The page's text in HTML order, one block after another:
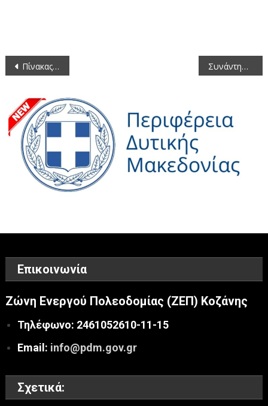
Πλοήγηση
Πίνακας των συζητηθέντων θεμάτων κατά την 16η/30-9-2015 συνεδρίαση του Περιφερειακού Συμβουλίου Δυτικής Μακεδονίας Συνάντηση της Περιφερειακής Αρχής Δυτικής Μακεδονίας με τον Αναπληρωτή Υπουργό Υγείας – Τι συμφωνήθηκε για την υγεία στη Δυτική Μακεδονία
Επικοινωνία
Ζώνη Ενεργού Πολεοδομίας (ΖΕΠ) Κοζάνης
Τηλέφωνο: 2461052610-11-15
Email: info@pdm.gov.gr
Σχετικά: